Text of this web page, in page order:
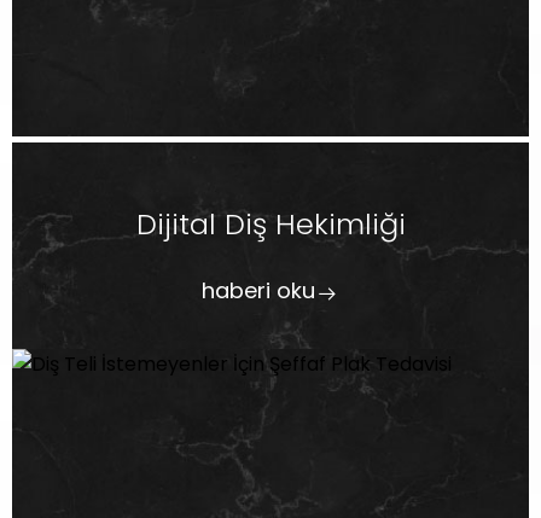
Dijital Diş Hekimliği
haberi oku